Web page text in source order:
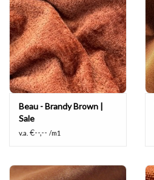
Beau - Brandy Brown |
Sale
v.a. €--,-- /m1